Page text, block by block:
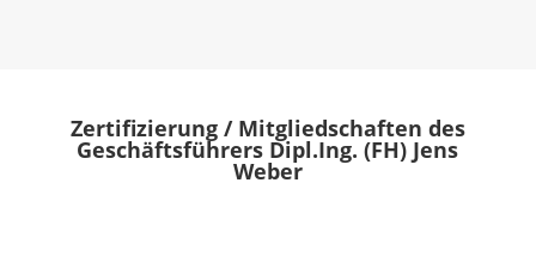
Zertifizierung / Mitgliedschaften des
Geschäftsführers Dipl.Ing. (FH) Jens
Weber